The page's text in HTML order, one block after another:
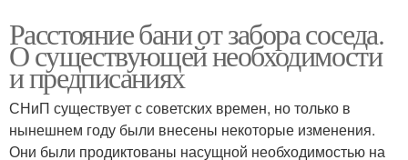
Расстояние бани от забора соседа.
О существующей необходимости
и предписаниях
СНиП существует с советских времен, но только в
нынешнем году были внесены некоторые изменения.
Они были продиктованы насущной необходимостью на